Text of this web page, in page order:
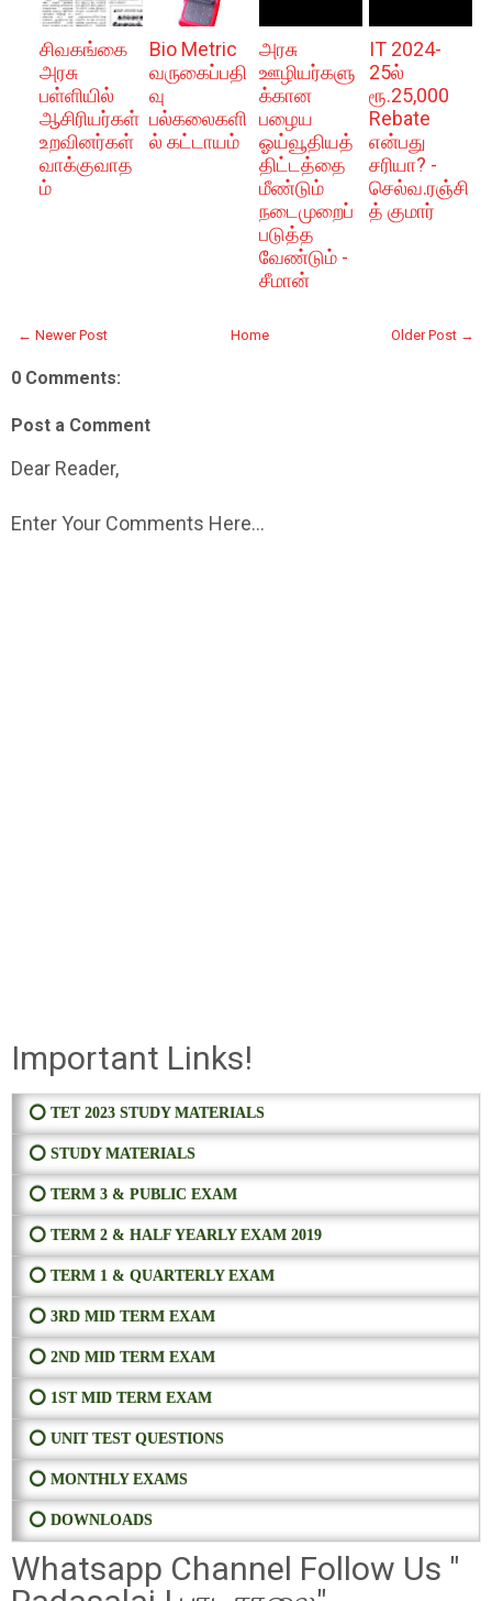
சிவகங்கை
அரசு
பள்ளியில்
ஆசிரியர்கள்
உறவினர்கள்
வாக்குவாத
ம்
Bio Metric
வருகைப்பதி
வு
பல்கலைகளி
ல் கட்டாயம்
அரசு
ஊழியர்களு
க்கான
பழைய
ஓய்வூதியத்
திட்டத்தை
மீண்டும்
நடைமுறைப்
படுத்த
வேண்டும் -
சீமான்
IT 2024-
25ல்
ரூ.25,000
Rebate
என்பது
சரியா? -
செல்வ.ரஞ்சி
த் குமார்
← Newer Post Older Post →
Home
0 Comments:
Post a Comment
Dear Reader,
Enter Your Comments Here...
Important Links!
⭕ TET 2023 STUDY MATERIALS
⭕ STUDY MATERIALS
⭕ TERM 3 & PUBLIC EXAM
⭕ TERM 2 & HALF YEARLY EXAM 2019
⭕ TERM 1 & QUARTERLY EXAM
⭕ 3RD MID TERM EXAM
⭕ 2ND MID TERM EXAM
⭕ 1ST MID TERM EXAM
⭕ UNIT TEST QUESTIONS
⭕ MONTHLY EXAMS
⭕ DOWNLOADS
Whatsapp Channel Follow Us "